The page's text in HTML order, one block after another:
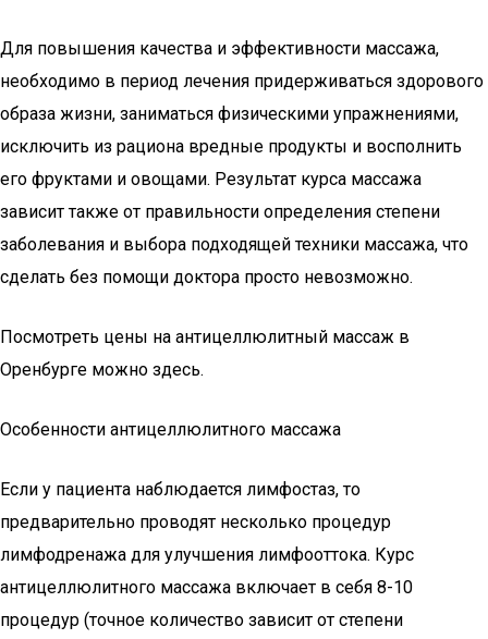
Для повышения качества и эффективности массажа,
необходимо в период лечения придерживаться здорового
образа жизни, заниматься физическими упражнениями,
исключить из рациона вредные продукты и восполнить
его фруктами и овощами. Результат курса массажа
зависит также от правильности определения степени
заболевания и выбора подходящей техники массажа, что
сделать без помощи доктора просто невозможно.
Посмотреть цены на антицеллюлитный массаж в
Оренбурге можно здесь.
Особенности антицеллюлитного массажа
Если у пациента наблюдается лимфостаз, то
предварительно проводят несколько процедур
лимфодренажа для улучшения лимфооттока. Курс
антицеллюлитного массажа включает в себя 8-10
процедур (точное количество зависит от степени